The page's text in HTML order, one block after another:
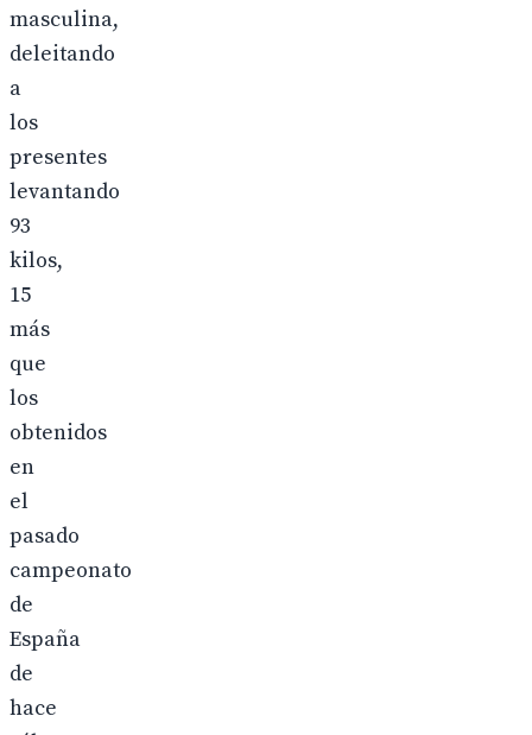
masculina,
deleitando
a
los
presentes
levantando
93
kilos,
15
más
que
los
obtenidos
en
el
pasado
campeonato
de
España
de
hace